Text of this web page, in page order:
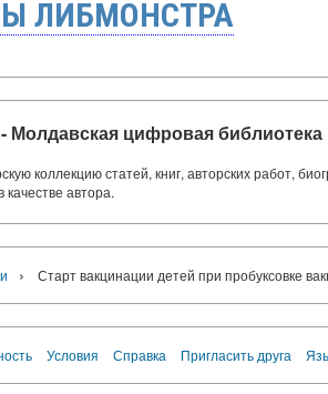
ЛИБМОНСТРА
- Молдавская цифровая библиотека
коллекцию статей, книг, авторских работ,
качестве автора.
› Старт вакцинации детей при пробуксовке
Условия Справка Пригласить друга